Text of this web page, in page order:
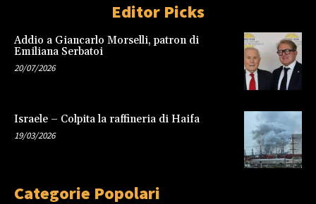
Editor Picks
Addio a Giancarlo Morselli, patron di
Emiliana Serbatoi
20/07/2026
Israele – Colpita la raffineria di Haifa
19/03/2026
Categorie Popolari